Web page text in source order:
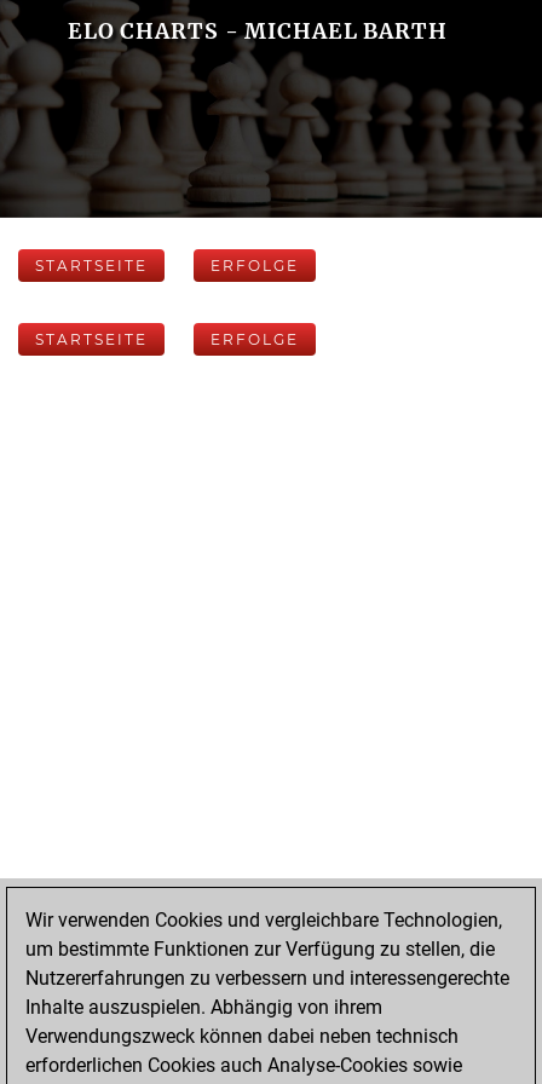
ELO CHARTS - MICHAEL BARTH
STARTSEITE ERFOLGE
STARTSEITE ERFOLGE
Wir verwenden Cookies und vergleichbare Technologien,
um bestimmte Funktionen zur Verfügung zu stellen, die
Nutzererfahrungen zu verbessern und interessengerechte
Inhalte auszuspielen. Abhängig von ihrem
Verwendungszweck können dabei neben technisch
erforderlichen Cookies auch Analyse-Cookies sowie